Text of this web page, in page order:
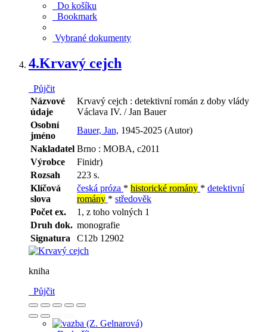
Do košíku
Bookmark
Vybrané dokumenty
4.Krvavý cejch
Půjčit
Názvové
údaje
Krvavý cejch : detektivní román z doby vlády
Václava IV. / Jan Bauer
Osobní
jméno
Bauer, Jan, 1945-2025 (Autor)
Nakladatel Brno : MOBA, c2011
Výrobce
Finidr)
Rozsah
223 s.
Klíčová
slova
česká próza * historické romány * detektivní
romány * středověk
Počet ex.
1, z toho volných 1
Druh dok. monografie
Signatura
C12b 12902
kniha
Půjčit